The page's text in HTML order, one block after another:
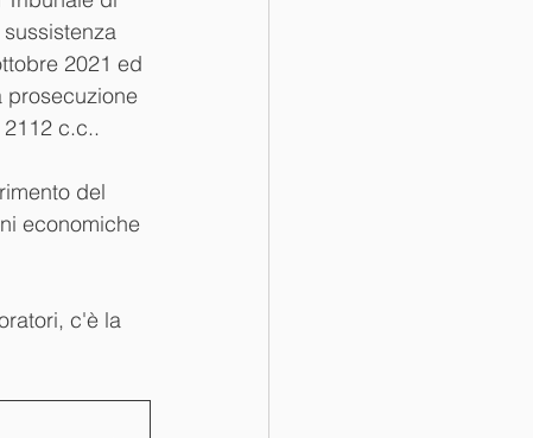
2021 ed
prosecuzione
c.c..
del
economiche
c'è la